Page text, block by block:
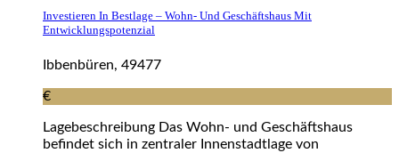
Investieren In Bestlage – Wohn- Und Geschäftshaus Mit
Entwicklungspotenzial
Ibbenbüren, 49477
€
Lagebeschreibung Das Wohn- und Geschäftshaus
befindet sich in zentraler Innenstadtlage von